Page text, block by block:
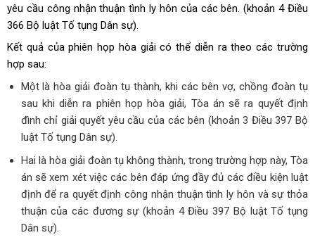
yêu cầu công nhận thuận tình ly hôn của các bên. (khoản 4 Điều
366 Bộ luật Tố tụng Dân sự).
Kết quả của phiên họp hòa giải có thể diễn ra theo các trường
hợp sau:
Một là hòa giảiđoàn tụthành, khi các bên vợ, chồng đoàn tụ
sau khi diễn ra phiên họp hòa giải, Tòa án sẽ ra quyết định
đình chỉ giải quyết yêu cầu của các bên (khoản 3 Điều 397 Bộ
luật Tố tụng Dân sự).
Hai là hòa giải đoàn tụkhông thành, trong trường hợp này, Tòa
án sẽ xem xét việc các bên đáp ứng đầy đủ các điều kiện luật
định để ra quyết định công nhận thuận tình ly hôn và sự thỏa
thuận của các đương sự (khoản 4 Điều 397 Bộ luật Tố tụng
Dân sự).